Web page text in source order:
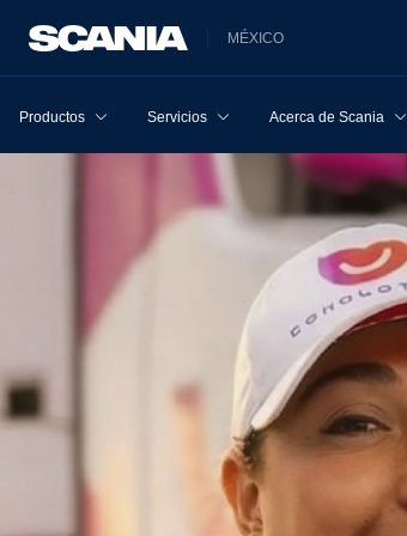
MÉXICO
Productos Servicios Acerca de Scania